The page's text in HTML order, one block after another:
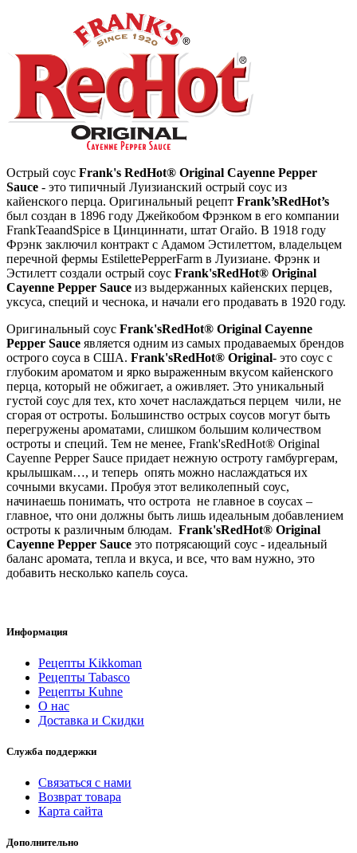
Острый соус Frank's RedHot® Original Cayenne Pepper
Sauce - это типичный Луизианский острый соус из
кайенского перца. Оригинальный рецепт Frank’sRedHot’s
был создан в 1896 году Джейкобом Фрэнком в его компании
FrankTeaandSpice в Цинциннати, штат Огайо. В 1918 году
Фрэнк заключил контракт с Адамом Эстилеттом, владельцем
перечной фермы EstilettePepperFarm в Луизиане. Фрэнк и
Эстилетт создали острый соус Frank'sRedHot® Original
Cayenne Pepper Sauce из выдержанных кайенских перцев,
уксуса, специй и чеснока, и начали его продавать в 1920 году.
Оригинальный соус Frank'sRedHot® Original Cayenne
Pepper Sauce является одним из самых продаваемых брендов
острого соуса в США. Frank'sRedHot® Original- это соус с
глубоким ароматом и ярко выраженным вкусом кайенского
перца, который не обжигает, а оживляет. Это уникальный
густой соус для тех, кто хочет наслаждаться перцем чили, не
сгорая от остроты. Большинство острых соусов могут быть
перегружены ароматами, слишком большим количеством
остроты и специй. Тем не менее, Frank'sRedHot® Original
Cayenne Pepper Sauce придает нежную остроту гамбургерам,
крылышкам…, и теперь опять можно наслаждаться их
сочными вкусами. Пробуя этот великолепный соус,
начинаешь понимать, что острота не главное в соусах –
главное, что они должны быть лишь идеальным добавлением
остроты к различным блюдам. Frank'sRedHot® Original
Cayenne Pepper Sauce это потрясающий соус - идеальный
баланс аромата, тепла и вкуса, и все, что вам нужно, это
добавить несколько капель соуса.
Информация
Рецепты Kikkoman
Рецепты Tabasco
Рецепты Kuhne
О нас
Доставка и Скидки
Служба поддержки
Связаться с нами
Возврат товара
Карта сайта
Дополнительно